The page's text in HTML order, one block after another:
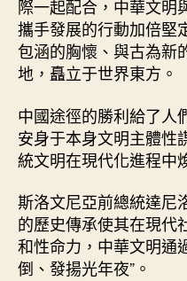
際一起配合，中華文明
攜手發展的行動加倍堅
包涵的胸懷、與古為新
地，矗立于世界東方。
中國途徑的勝利給了人
安身于本身文明主體性
統文明在現代化進程中
斯洛文尼亞前總統達尼
的歷史傳承使其在現代
和性命力，中華文明通
倒、發揚光年夜”。